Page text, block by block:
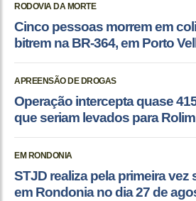
RODOVIA DA MORTE
Cinco pessoas morrem em
bitrem na BR-364, em Porto
APREENSÃO DE DROGAS
Operação intercepta quase
que seriam levados para
EM RONDONIA
STJD realiza pela primeira vez
em Rondonia no dia 27 de